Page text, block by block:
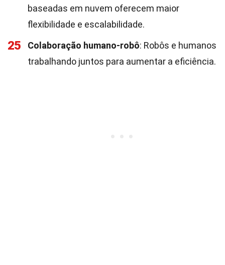
baseadas em nuvem oferecem maior
flexibilidade e escalabilidade.
25 Colaboração humano-robô: Robôs e humanos
trabalhando juntos para aumentar a eficiência.